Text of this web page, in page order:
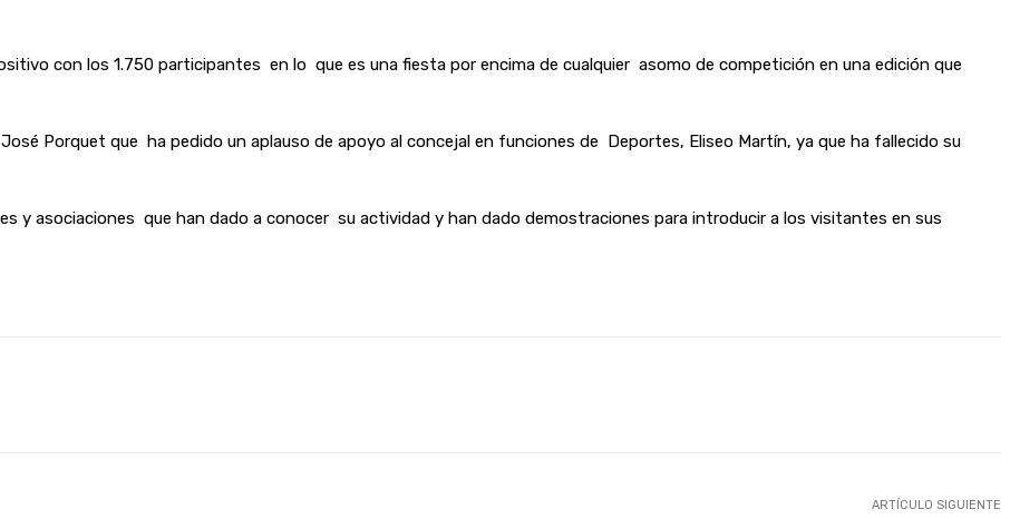
con los 1.750 participantes en lo que es una fiesta por encima de cualquier asomo de competición en una edición que
Porquet que ha pedido un aplauso de apoyo al concejal en funciones de Deportes, Eliseo Martín, ya que ha fallecido su
y asociaciones que han dado a conocer su actividad y han dado demostraciones para introducir a los visitantes en sus
ARTÍCULO SIGUIENTE